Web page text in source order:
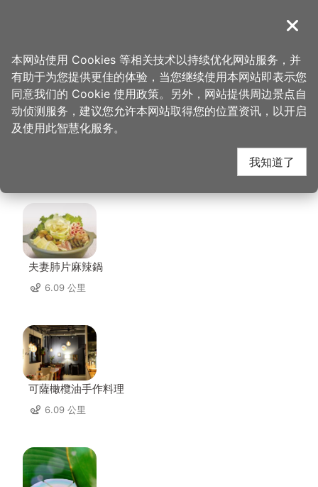
導覽
首页 > 想去的地方 > 美食、购物 > 大湳市场-黑猪自助猪肉城
大湳市场-黑猪自助猪
肉城 周边店家
夫妻肺片麻辣鍋
6.09 公里
可薩橄欖油手作料理
6.09 公里
关闭
本网站使用 Cookies 等相关技术以持续优化网站服务，并
有助于为您提供更佳的体验，当您继续使用本网站即表示您
同意我们的 Cookie 使用政策。另外，网站提供周边景点自
动侦测服务，建议您允许本网站取得您的位置资讯，以开启
及使用此智慧化服务。
我知道了